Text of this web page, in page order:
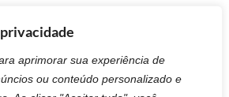
aprimorar sua experiência de
ou conteúdo personalizado e
a superar e como está
das empresas.